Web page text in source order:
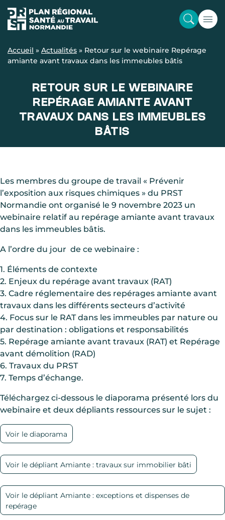
Accueil » Actualités » Retour sur le webinaire Repérage
amiante avant travaux dans les immeubles bâtis
RETOUR SUR LE WEBINAIRE
REPÉRAGE AMIANTE AVANT
TRAVAUX DANS LES IMMEUBLES
BÂTIS
Les membres du groupe de travail « Prévenir
l’exposition aux risques chimiques » du PRST
Normandie ont organisé le 9 novembre 2023 un
webinaire relatif au repérage amiante avant travaux
dans les immeubles bâtis.
A l’ordre du jour de ce webinaire :
1. Éléments de contexte
2. Enjeux du repérage avant travaux (RAT)
3. Cadre réglementaire des repérages amiante avant
travaux dans les différents secteurs d’activité
4. Focus sur le RAT dans les immeubles par nature ou
par destination : obligations et responsabilités
5. Repérage amiante avant travaux (RAT) et Repérage
avant démolition (RAD)
6. Travaux du PRST
7. Temps d’échange.
Téléchargez ci-dessous le diaporama présenté lors du
webinaire et deux dépliants ressources sur le sujet :
Voir le diaporama
Voir le dépliant Amiante : travaux sur immobilier bâti
Voir le dépliant Amiante : exceptions et dispenses de
repérage